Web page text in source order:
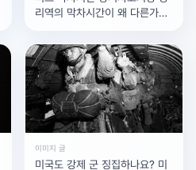
리역의 막차시간이 왜 다른가요
이미지 글
미국도 강제 군 징집하나요? 미